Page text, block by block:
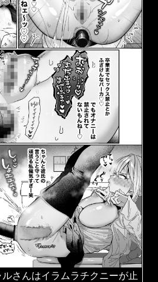
さんはイラムラチクニーが止